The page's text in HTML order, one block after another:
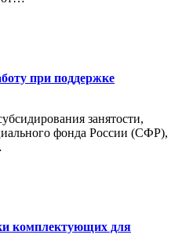
при поддержке
занятости,
фонда России (СФР),
комплектующих для